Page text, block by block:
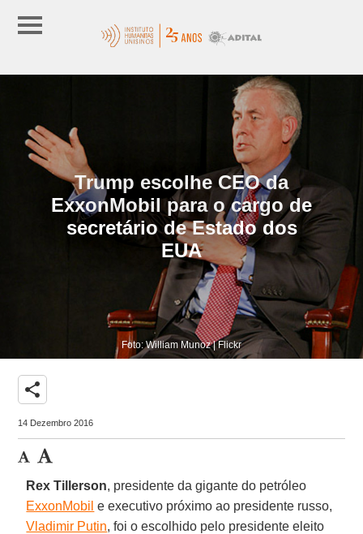
Trump escolhe CEO da
ExxonMobil para o cargo de
secretário de Estado dos
EUA
Foto: William Munoz | Flickr
share
14 Dezembro 2016
Rex Tillerson, presidente da gigante do petróleo
ExxonMobil e executivo próximo ao presidente russo,
Vladimir Putin, foi o escolhido pelo presidente eleito